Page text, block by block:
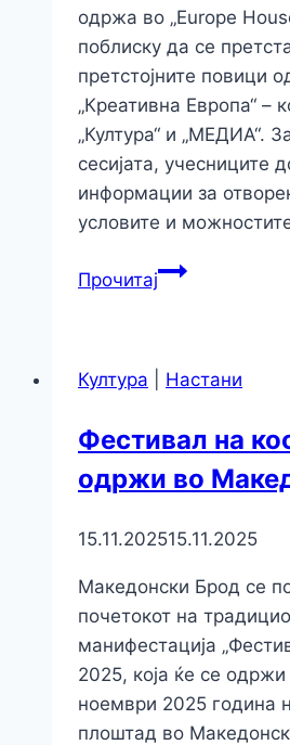
одржа во „Europe
поблиску да се
претстојните повици
„Креативна Европа“ –
„Култура“ и „МЕДИА“.
сесијата, учесниците
информации за
условите и
Прочитај
Култура Настани
Фестивал на
одржи во
15.11.202515.11.2025
Македонски Брод се
почетокот на
манифестација
2025, која ќе се
ноември 2025 година
плоштад во